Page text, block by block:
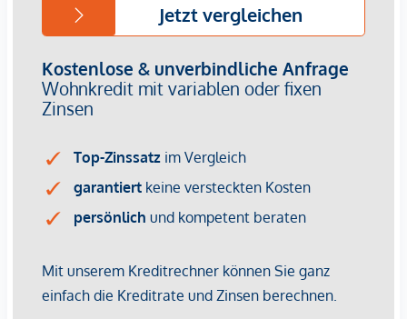
Photovoltaikanlage und begrünte Dächer
hochwertige 3-fach verglaste Aluminiumfenster
Feinsteinzeugfliesen
hochwertige Bad- und Fliesenausstattung von
Porcelanosa
großzügige Terrassen, Loggien oder Eigengärten